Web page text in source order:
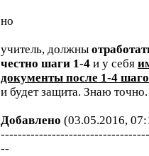
но
учитель, должны
честно шаги 1-4 и у себя
документы после 1-4
и будет защита. Знаю точно.
Добавлено (03.05.2016,
--